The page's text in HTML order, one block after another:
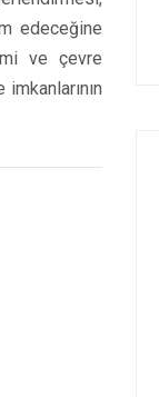
edeceğine
ve çevre